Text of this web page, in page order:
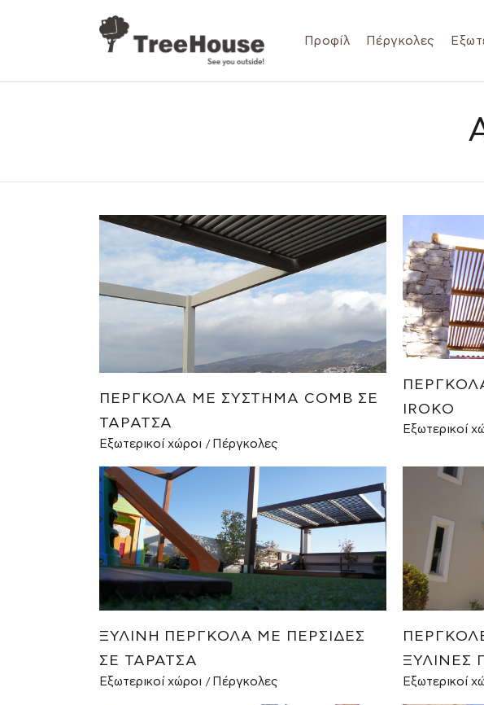
Προφίλ Πέργκολες
ΠΈΡΓΚΟΛΑ ΜΕ ΣΎΣΤΗΜΑ COMB ΣΕ
ΤΑΡΆΤΣΑ
Εξωτερικοί χώροι Πέργκολες
IROKO
Εξωτερικοί
ΞΎΛΙΝΗ ΠΈΡΓΚΟΛΑ ΜΕ ΠΕΡΣΊΔΕΣ
ΣΕ ΤΑΡΆΤΣΑ
Εξωτερικοί χώροι Πέργκολες
ΞΎΛΙΝΕΣ
Εξωτερικοί